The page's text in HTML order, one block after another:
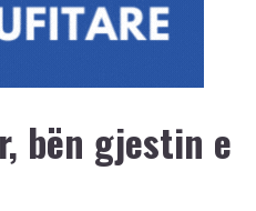
bën gjestin e